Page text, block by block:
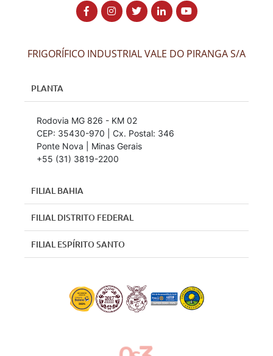
FRIGORÍFICO INDUSTRIAL VALE DO PIRANGA S/A
PLANTA
Rodovia MG 826 - KM 02
CEP: 35430-970 | Cx. Postal: 346
Ponte Nova | Minas Gerais
+55 (31) 3819-2200
FILIAL BAHIA
FILIAL DISTRITO FEDERAL
FILIAL ESPÍRITO SANTO